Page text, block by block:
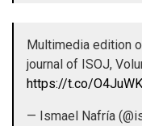
Multimedia edition
journal of ISOJ,
https://t.co/
— Ismael Nafría